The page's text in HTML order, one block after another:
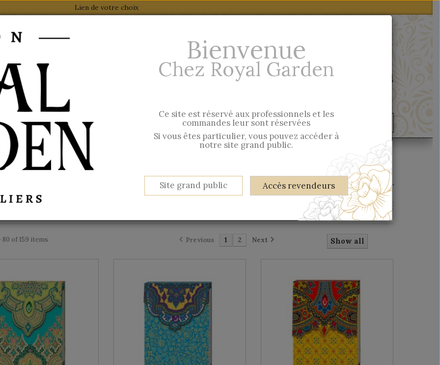
Lien de votre choix
2026 Hirondelles & Cie
Quick entry
There are 159 products.
View:
Grid List
Show all
Previous 1 2 Next
80 of 159 items
Bienvenue
Chez Royal Garden
Ce site est réservé aux professionnels et les
commandes leur sont réservées
Si vous êtes particulier, vous pouvez accéder à
notre site grand public.
Site grand public Accès revendeurs